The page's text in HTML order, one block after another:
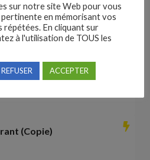
avec expérience dans les
RD910
(Copie)
sur notre site Web pour vous
en mémorisant vos
En cliquant sur
à l'utilisation de TOUS les
REFUSER ACCEPTER